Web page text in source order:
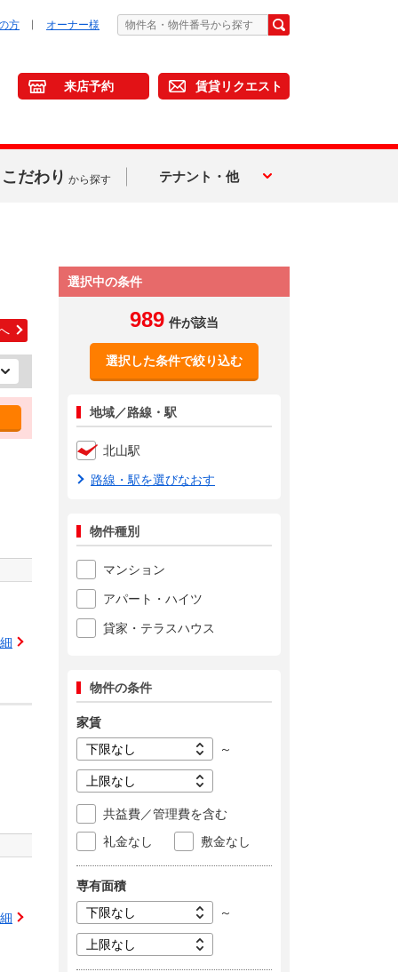
方 オーナー様
来店予約 賃貸リクエスト
こだわり から探す テナント・他
選択中の条件
989 件が該当
選択した条件で絞り込む
地域／路線・駅
北山駅
路線・駅を選びなおす
物件種別
マンション
アパート・ハイツ
貸家・テラスハウス
物件の条件
家賃
～
共益費／管理費を含む
礼金なし
敷金なし
専有面積
～